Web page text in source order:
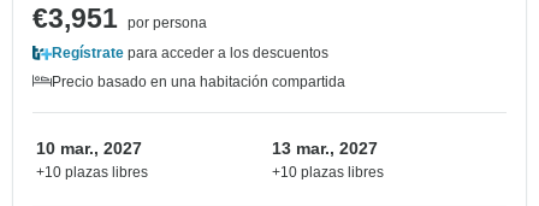
€3,951 por persona
Regístrate para acceder a los descuentos
Precio basado en una habitación compartida
10 mar., 2027
+10 plazas libres
13 mar., 2027
+10 plazas libres